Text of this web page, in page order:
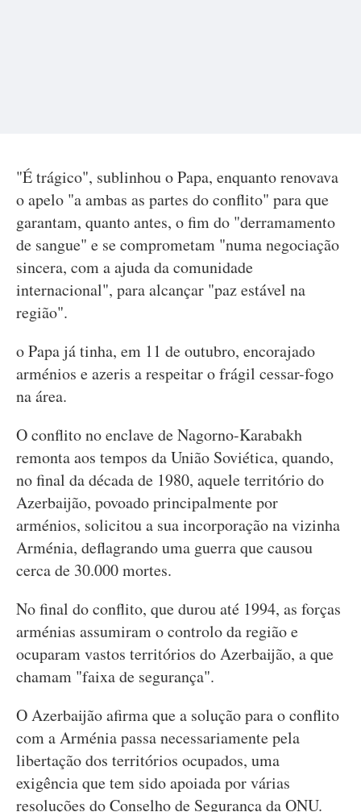
"É trágico", sublinhou o Papa, enquanto renovava
o apelo "a ambas as partes do conflito" para que
garantam, quanto antes, o fim do "derramamento
de sangue" e se comprometam "numa negociação
sincera, com a ajuda da comunidade
internacional", para alcançar "paz estável na
região".
o Papa já tinha, em 11 de outubro, encorajado
arménios e azeris a respeitar o frágil cessar-fogo
na área.
O conflito no enclave de Nagorno-Karabakh
remonta aos tempos da União Soviética, quando,
no final da década de 1980, aquele território do
Azerbaijão, povoado principalmente por
arménios, solicitou a sua incorporação na vizinha
Arménia, deflagrando uma guerra que causou
cerca de 30.000 mortes.
No final do conflito, que durou até 1994, as forças
arménias assumiram o controlo da região e
ocuparam vastos territórios do Azerbaijão, a que
chamam "faixa de segurança".
O Azerbaijão afirma que a solução para o conflito
com a Arménia passa necessariamente pela
libertação dos territórios ocupados, uma
exigência que tem sido apoiada por várias
resoluções do Conselho de Segurança da ONU.